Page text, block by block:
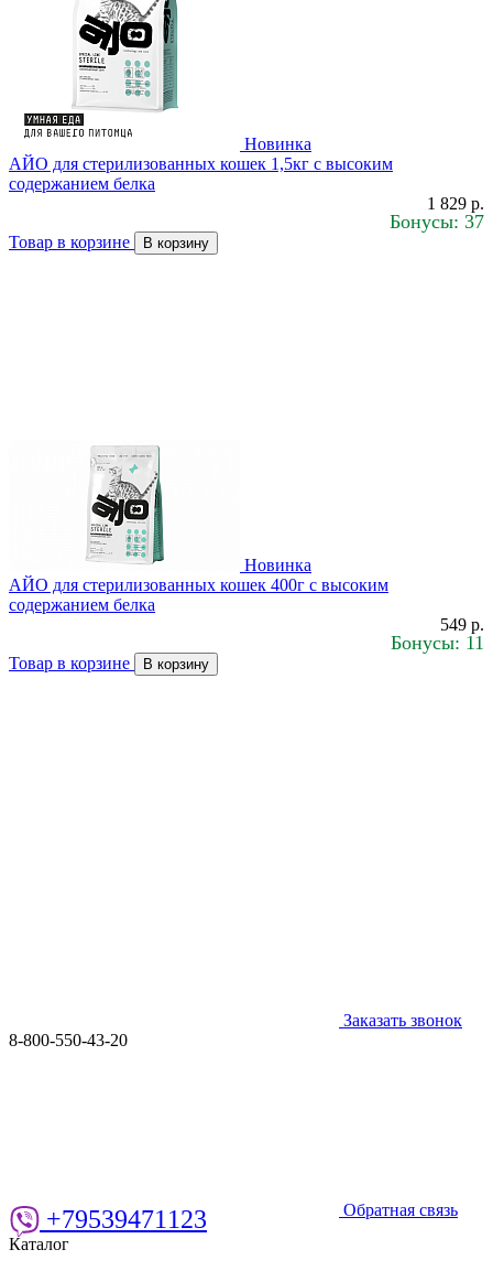
Новинка
АЙО для стерилизованных кошек 1,5кг с высоким
содержанием белка
1 829 р.
Бонусы: 37
Товар в корзине В корзину
Новинка
АЙО для стерилизованных кошек 400г с высоким
содержанием белка
549 р.
Бонусы: 11
Товар в корзине В корзину
Заказать звонок
8-800-550-43-20
Обратная связь
+79539471123
Каталог